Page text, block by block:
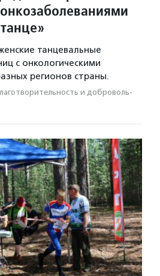
танцевальные
с онкологическими
регионов страны.
и доброволь­